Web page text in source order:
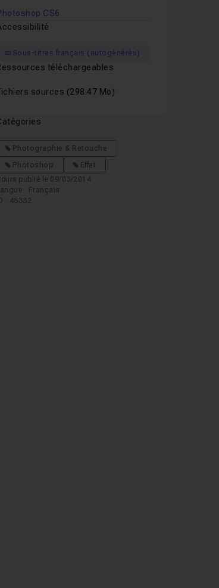
CS6
Sous-titres français (autogénérés)
téléchargeables
sources (298.47 Mo)
Photographie & Retouche
Photoshop
Effet
publié le 09/03/2014
: Français
ID : 45332